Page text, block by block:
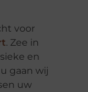
voor
. Zee in
en
gaan wij
uw